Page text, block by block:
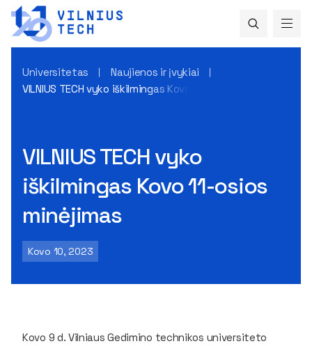
Universitetas
Naujienos ir įvykiai
VILNIUS TECH vyko iškilmingas Kovo 11-osios minėjimas
VILNIUS TECH vyko
iškilmingas Kovo 11-osios
minėjimas
Kovo 10, 2023
Kovo 9 d. Vilniaus Gedimino technikos universiteto